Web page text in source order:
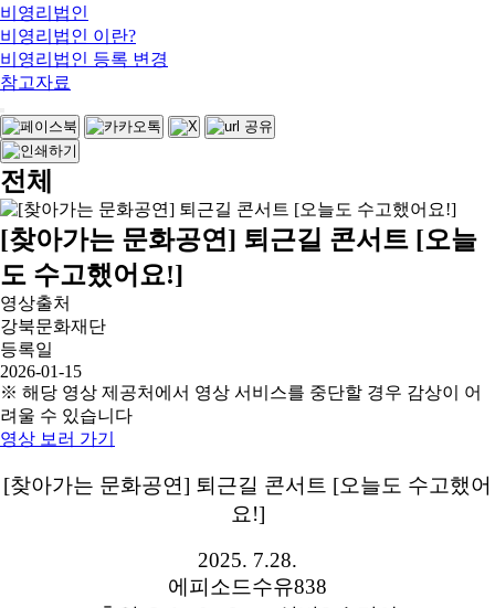
비영리법인
비영리법인 이란?
비영리법인 등록 변경
참고자료
전체
[찾아가는 문화공연] 퇴근길 콘서트 [오늘
도 수고했어요!]
영상출처
강북문화재단
등록일
2026-01-15
※ 해당 영상 제공처에서 영상 서비스를 중단할 경우 감상이 어
려울 수 있습니다
영상 보러 가기
[찾아가는 문화공연] 퇴근길 콘서트 [오늘도 수고했어
요!]
2025. 7.28.
에피소드수유838